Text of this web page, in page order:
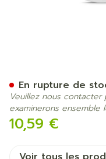
10,59 €
En rupture de
Veuillez nous
examinerons ensemble